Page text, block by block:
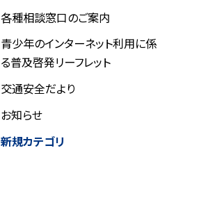
各種相談窓口のご案内
青少年のインターネット利用に係
る普及啓発リーフレット
交通安全だより
お知らせ
新規カテゴリ